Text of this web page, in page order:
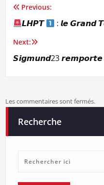
Navigation
de
l’article
Previous:
𝙇𝙃𝙋𝙏 : 𝙡𝙚 𝙂𝙧𝙖𝙣𝙙
Next:
𝙎𝙞𝙜𝙢𝙪𝙣𝙙23 𝙧𝙚𝙢𝙥𝙤𝙧𝙩𝙚
Les commentaires sont fermés.
Recherche